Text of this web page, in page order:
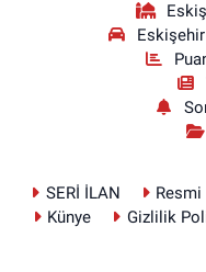
SERİ İLAN
Künye
Gizlilik